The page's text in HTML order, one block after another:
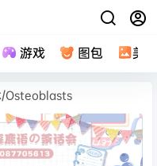
游戏 图包 美
/Osteoblasts